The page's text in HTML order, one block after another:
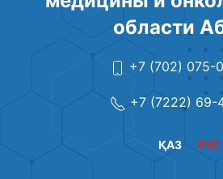
области
+7 (702) 075-
+7 (7222) 69-
РУС
ҚАЗ